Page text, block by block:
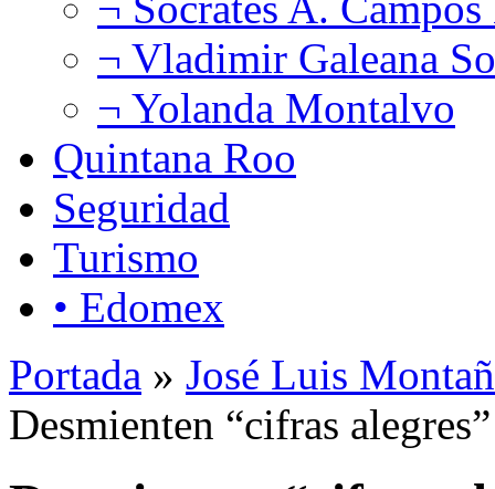
¬ Vladimir Galeana
¬ Yolanda Montalvo
Quintana Roo
Seguridad
Turismo
• Edomex
Portada » José Luis
Desmienten “cifras